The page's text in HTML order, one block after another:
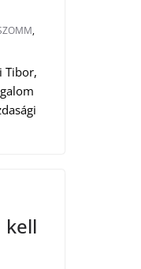
,
Tibor,
kell